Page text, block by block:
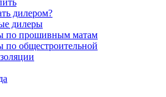
дилером?
дилеры
по прошивным матам
по общестроительной